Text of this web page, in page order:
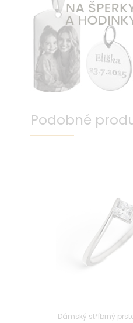
Podobné
Dámský stříbrný